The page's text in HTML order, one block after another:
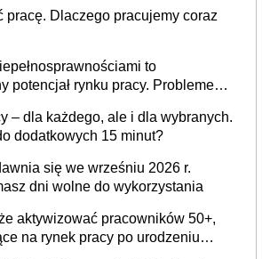
pracę. Dlaczego pracujemy coraz
to
potencjał rynku pracy. Problemem
po stronie systemu i
[WYWIAD]
– dla każdego, ale i dla wybranych.
dodatkowych 15 minut?
się we wrześniu 2026 r.
dni wolne do wykorzystania
aktywizować pracowników 50+,
na rynek pracy po urodzeniu